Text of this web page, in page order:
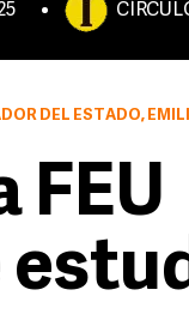
MÁRQUEZ PARA HACERLA
FEU